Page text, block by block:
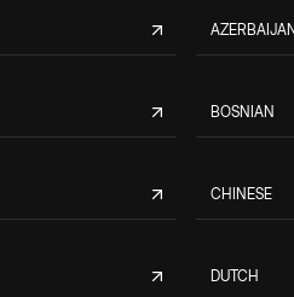
BOSNIAN
CHINESE
DUTCH